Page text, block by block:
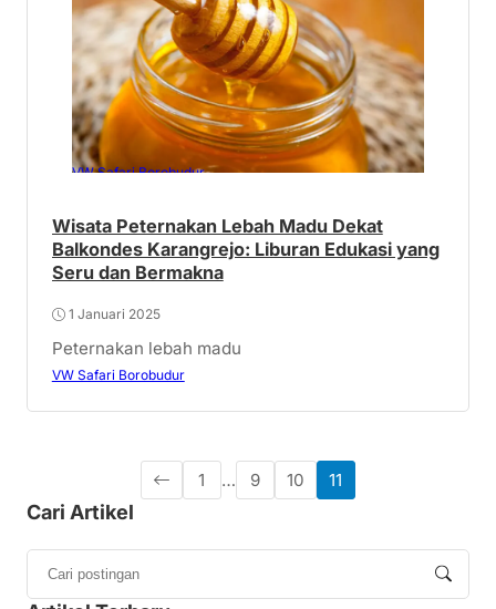
VW Safari Borobudur
Wisata Peternakan Lebah Madu Dekat
Balkondes Karangrejo: Liburan Edukasi yang
Seru dan Bermakna
1 Januari 2025
Peternakan lebah madu
VW Safari Borobudur
1 … 9 10 11
Cari Artikel